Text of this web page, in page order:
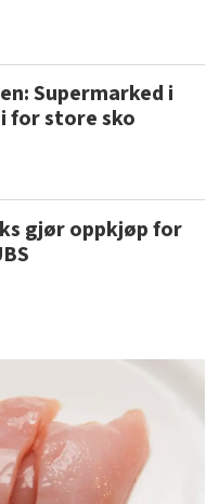
Supermarked i
for store sko
gjør oppkjøp for